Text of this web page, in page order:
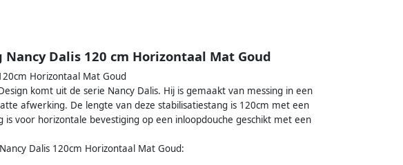
Dalis 120 cm Horizontaal Mat Goud
Horizontaal Mat Goud
komt uit de serie Nancy Dalis. Hij is gemaakt van messing in een
afwerking. De lengte van deze stabilisatiestang is 120cm met een
is voor horizontale bevestiging op een inloopdouche geschikt met een
Dalis 120cm Horizontaal Mat Goud: